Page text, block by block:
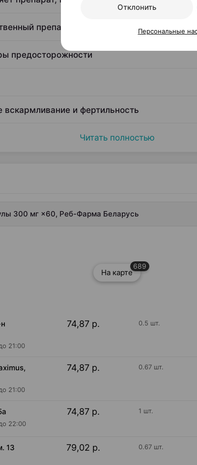
препарат, если
предосторожности
вскармливание и фертильность
Читать полностью
300 мг ×60, Реб-Фарма Беларусь
На карте
689
21:00
74,87 р. 0.5 шт.
21:00
74,87 р. 0.67 шт.
22:00
74,87 р. 1 шт.
13
79,02 р. 0.67 шт.
Отклонить
Персональные